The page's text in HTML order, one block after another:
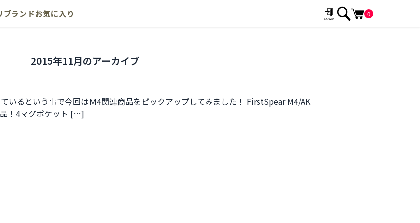
ブランドお気に入り 0
2015年11月のアーカイブ
いるという事で今回はＭ4関連商品をピックアップしてみました！ FirstSpear M4/AK
！4マグポケット […]